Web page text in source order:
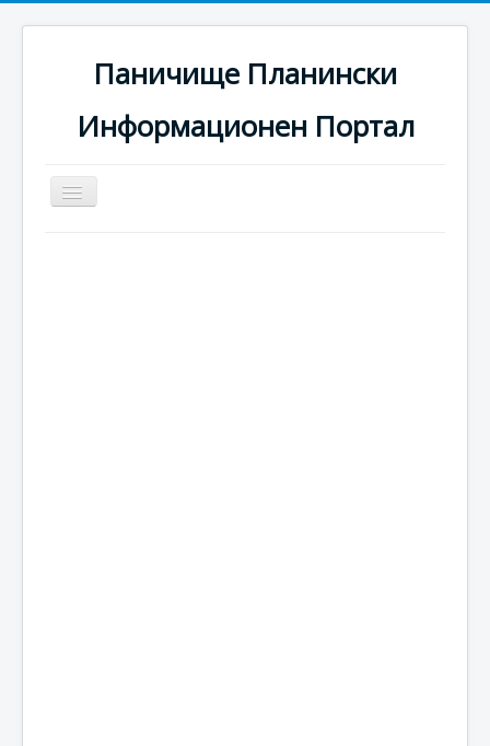
Паничище Планински
Информационен Портал
Превключи
навигация